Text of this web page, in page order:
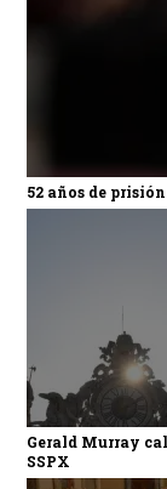
52 años de
Gerald Murray
SSPX